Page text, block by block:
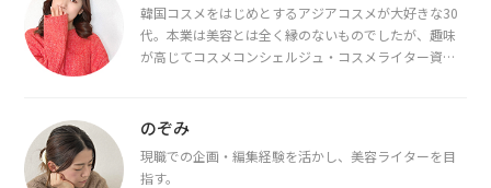
韓国コスメをはじめとするアジアコスメが大好きな30
代。本業は美容とは全く縁のないものでしたが、趣味
が高じてコスメコンシェルジュ・コスメライター資格
断・骨格診断によるイメージコンサルティングも行っ
のぞみ
現職での企画・編集経験を活かし、美容ライターを目
指す。